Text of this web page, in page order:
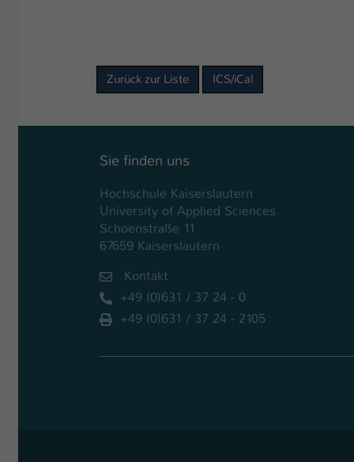
Zurück zur Liste ICS/iCal
Sie finden uns
Hochschule Kaiserslautern
University of Applied Sciences
Schoenstraße 11
67659 Kaiserslautern
Kontakt
+49 (0)631 / 37 24 - 0
+49 (0)631 / 37 24 - 2105